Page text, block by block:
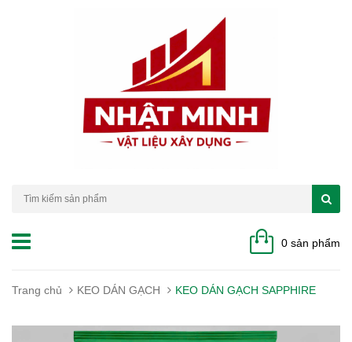
0 sản phẩm
Trang chủ KEO DÁN GẠCH KEO DÁN GẠCH SAPPHIRE